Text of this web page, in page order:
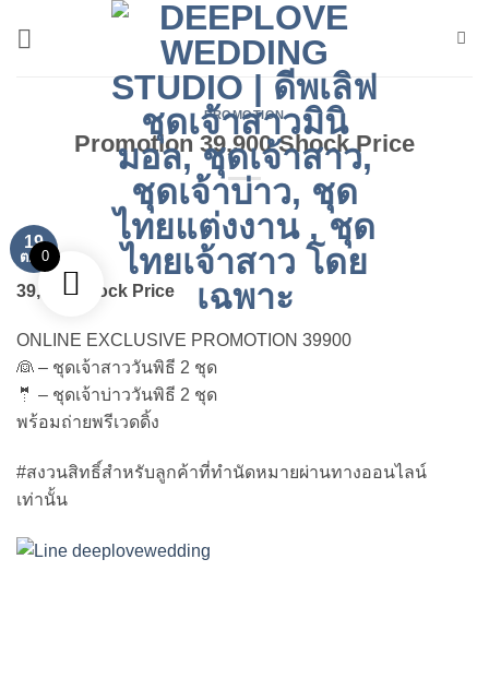
PROMOTION
Promotion 39,900 Shock Price
19
ต.ค.
39,900 Shock Price
ONLINE EXCLUSIVE PROMOTION 39900
👰 – ชุดเจ้าสาววันพิธี 2 ชุด
🤵 – ชุดเจ้าบ่าววันพิธี 2 ชุด
พร้อมถ่ายพรีเวดดิ้ง
#สงวนสิทธิ์สำหรับลูกค้าที่ทำนัดหมายผ่านทางออนไลน์
เท่านั้น
0